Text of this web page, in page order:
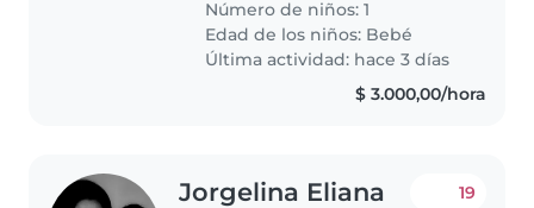
alguien que se sienta cómodo/a
con mascotas, cocinar y realizar..
Número de niños: 1
Edad de los niños: Bebé
Última actividad: hace 3 días
$ 3.000,00/hora
Jorgelina Eliana 19